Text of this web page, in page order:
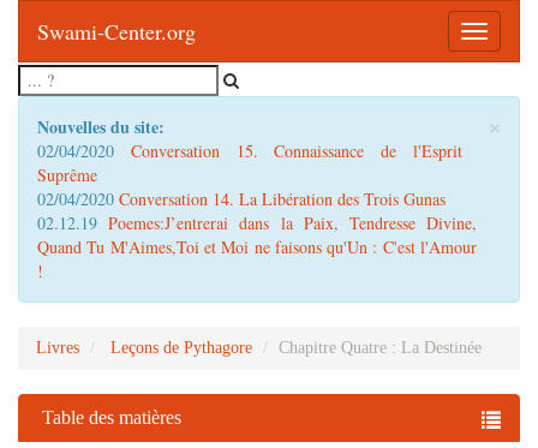
Toggle
Swami-Center.org
×
Nouvelles du site:
02/04/2020 Conversation 15. Connaissance de l'Esprit
Suprême
02/04/2020 Conversation 14. La Libération des Trois Gunas
02.12.19Poemes:J’entrerai dans la Paix, Tendresse Divine,
Quand Tu M'Aimes,Toi et Moi ne faisons qu'Un : C'est l'Amour
!
Livres Leçons de Pythagore Chapitre Quatre : La Destinée
Table des matières